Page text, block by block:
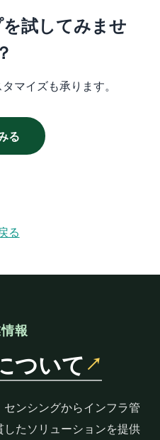
試してみませ
マイズも承ります。
る
る
報
ついて ↗
ンシングからインフラ管
たソリューションを提供